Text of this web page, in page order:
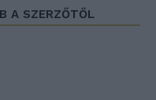
A SZERZŐTŐL